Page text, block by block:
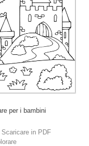
per i bambini
in PDF